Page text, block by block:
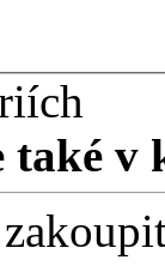
také v